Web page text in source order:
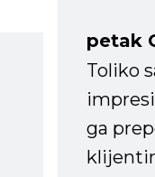
petak
Toliko
ga